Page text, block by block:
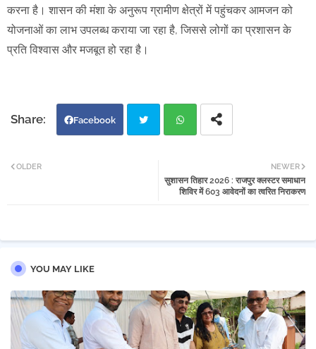
करना है। शासन की मंशा के अनुरूप ग्रामीण क्षेत्रों में पहुंचकर आमजन को
योजनाओं का लाभ उपलब्ध कराया जा रहा है, जिससे लोगों का प्रशासन के
प्रति विश्वास और मजबूत हो रहा है।
Facebook
atsa
NEWER
सुशासन तिहार 2026 : राजपुर क्लस्टर समाधान
शिविर में 603 आवेदनों का त्वरित निराकरण
OLDER
YOU MAY LIKE